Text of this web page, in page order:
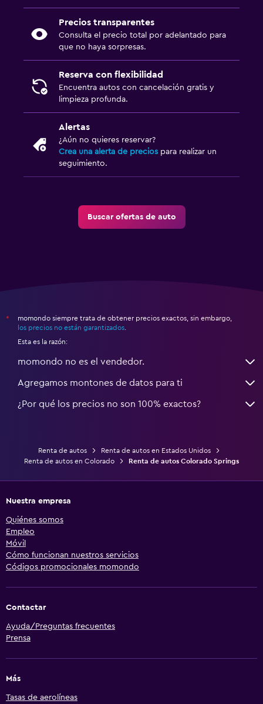
Precios transparentes
Consulta el precio total por adelantado para
que no haya sorpresas.
Reserva con flexibilidad
Encuentra autos con cancelación gratis y
limpieza profunda.
Alertas
¿Aún no quieres reservar?
Crea una alerta de precios para realizar un
seguimiento.
Buscar ofertas de auto
*
momondo siempre trata de obtener precios exactos, sin embargo,
los precios no están garantizados
Esta es la razón:
momondo no es el vendedor.
Agregamos montones de datos para ti
¿Por qué los precios no son 100% exactos?
Renta de autos
Renta de autos en Estados Unidos
Renta de autos en Colorado
Renta de autos Colorado Springs
Nuestra empresa
Quiénes somos
Empleo
Móvil
Cómo funcionan nuestros servicios
Códigos promocionales momondo
Contactar
Ayuda/Preguntas frecuentes
Prensa
Más
Tasas de aerolíneas